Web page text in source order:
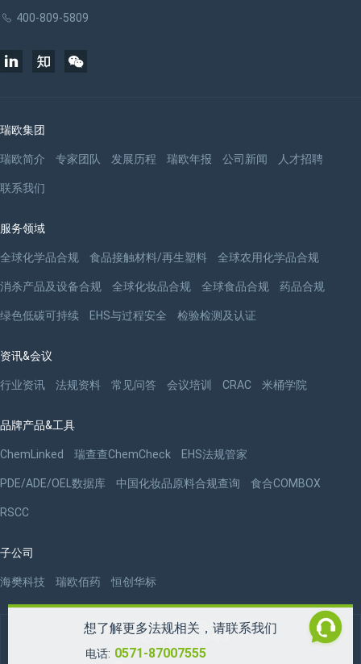
想了解更多法规相关，请联系我们
电话: 0571-87007555
400-809-5809
瑞欧集团
瑞欧简介 专家团队 发展历程 瑞欧年报 公司新闻 人才招聘
联系我们
服务领域
全球化学品合规 食品接触材料/再生塑料 全球农用化学品合规
消杀产品及设备合规 全球化妆品合规 全球食品合规 药品合规
绿色低碳可持续 EHS与过程安全 检验检测及认证
资讯&会议
行业资讯 法规资料 常见问答 会议培训 CRAC 米桶学院
品牌产品&工具
ChemLinked 瑞查查ChemCheck EHS法规管家
PDE/ADE/OEL数据库 中国化妆品原料合规查询 食合COMBOX
RSCC
子公司
海樊科技 瑞欧佰药 恒创华标
版权 ©2009-2026 杭州瑞欧科技有限公司